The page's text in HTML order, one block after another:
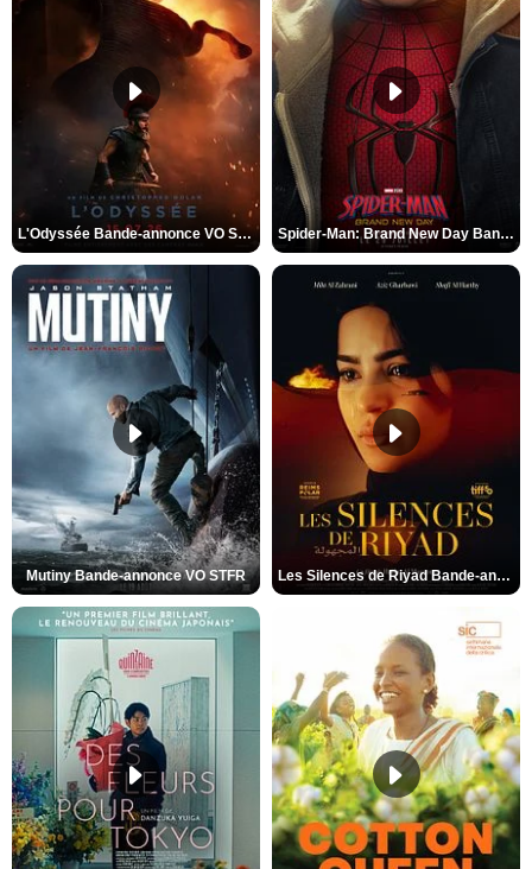
L'Odyssée Bande-annonce VO STFR Spider-Man: Brand New Day Bande-annonce VO STFR
Mutiny Bande-annonce VO STFR Les Silences de Riyad Bande-annonce VO STFR